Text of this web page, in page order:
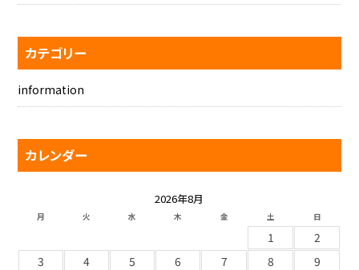
カテゴリー
information
カレンダー
2026年8月
月 火 水 木 金 土 日
1
2
3
4 5 6 7 8
9